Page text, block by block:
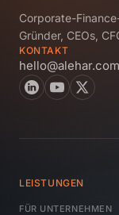
Corporate-
Gründer, CEOs,
KONTAKT
hello@alehar.com
LEISTUNGEN
FÜR UNTERNEHMEN